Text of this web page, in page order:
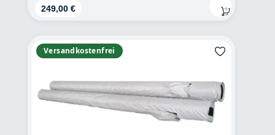
Regulärer Preis:
249,00 €
Versandkostenfrei